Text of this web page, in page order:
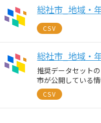
総社市_地域・
CSV
総社市_地域・
推奨データセット
市が公開している
CSV